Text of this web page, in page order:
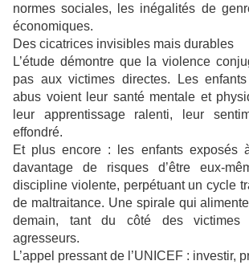
normes sociales, les inégalités de
économiques.
Des cicatrices invisibles mais durables
L’étude démontre que la violence
pas aux victimes directes. Les
abus voient leur santé mentale et
leur apprentissage ralenti, leur
effondré.
Et plus encore : les enfants exposés
davantage de risques d’être eux-
discipline violente, perpétuant un cycle
de maltraitance. Une spirale qui
demain, tant du côté des victimes
agresseurs.
L’appel pressant de l’UNICEF : investir,